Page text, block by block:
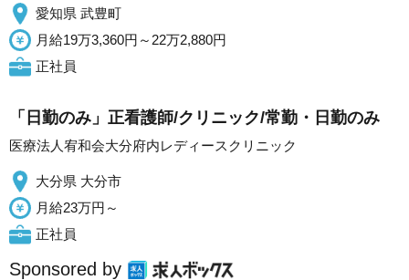
愛知県 武豊町
月給19万3,360円～22万2,880円
正社員
「日勤のみ」正看護師/クリニック/常勤・日勤のみ
医療法人宥和会大分府内レディースクリニック
大分県 大分市
月給23万円～
正社員
Sponsored by